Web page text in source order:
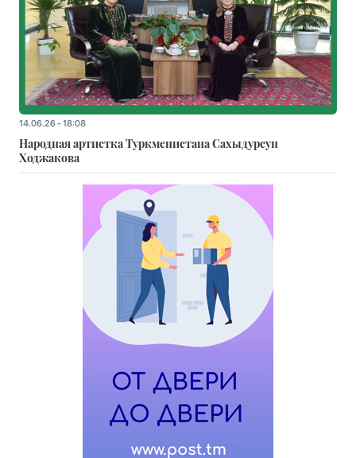
14.06.26 - 18:08
Народная артистка Туркменистана Сахыдурсун
Ходжакова